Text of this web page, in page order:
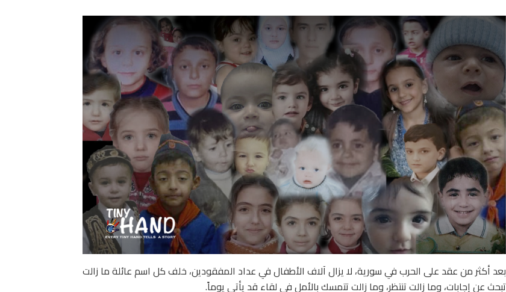
بعد أكثر من عقد على الحرب في سورية، لا يزال آلاف الأطفال في عداد المفقودين، خلف كل اسم عائلة ما زالت
تبحث عن إجابات، وما زالت تنتظر، وما زالت تتمسك بالأمل في لقاء قد يأتي يوماً.